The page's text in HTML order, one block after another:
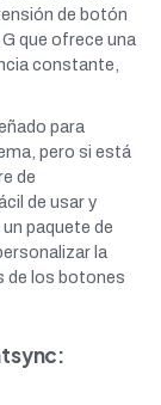
de botón
que ofrece una
constante,
para
pero si está
de
de usar y
paquete de
la
de los botones